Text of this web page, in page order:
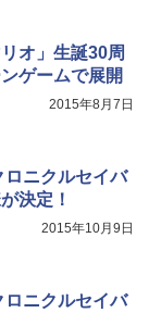
オ」生誕30周
ゲームで展開
2015年8月7日
ロニクルセイバ
決定！
2015年10月9日
ロニクルセイバ